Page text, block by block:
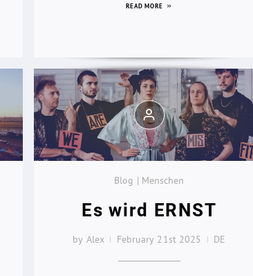
READ MORE
Blog | Menschen
Es wird ERNST
by Alex February 21st 2025 DE